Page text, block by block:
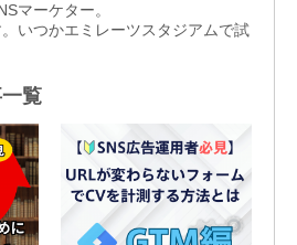
く）
マーケター。
いつかエミレーツスタジアムで試
覧